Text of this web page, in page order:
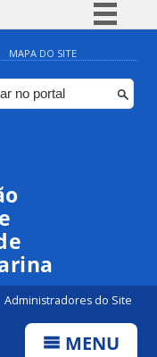
Simplifique!
Comunica BR
Participe
MAPA DO SITE
Administradores do Site
MENU